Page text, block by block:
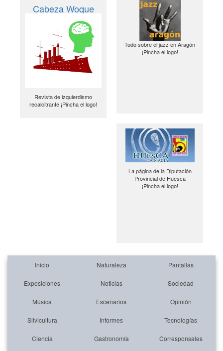
Cabeza Woque
Revista de izquierdismo
recalcitrante ¡Pincha el logo!
Todo sobre el jazz en Aragón
¡Pincha el logo!
La página de la Diputación
Provincial de Huesca
¡Pincha el logo!
Inicio Naturaleza Pantallas
Exposiciones Noticias Sociedad
Música Escenarios Opinión
Silvicultura Informes Tecnologías
Ciencia Gastronomía Corresponsales